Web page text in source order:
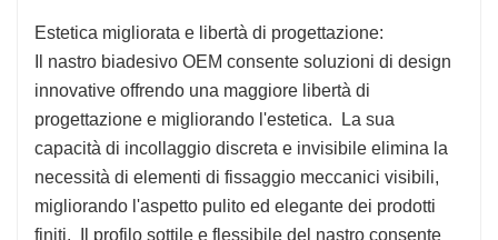
Estetica migliorata e libertà di progettazione:
Il nastro biadesivo OEM consente soluzioni di design
innovative offrendo una maggiore libertà di
progettazione e migliorando l'estetica. La sua
capacità di incollaggio discreta e invisibile elimina la
necessità di elementi di fissaggio meccanici visibili,
migliorando l'aspetto pulito ed elegante dei prodotti
finiti. Il profilo sottile e flessibile del nastro consente